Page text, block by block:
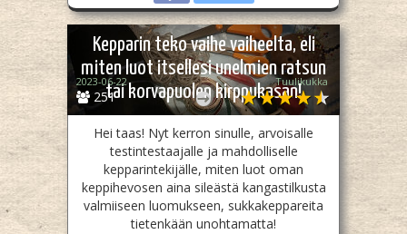
Kepparin teko vaihe vaiheelta, eli
miten luot itsellesi unelmien ratsun
tai korvapuolen kirppukasan!
251
2023-06-22 Tuulikukka
Hei taas! Nyt kerron sinulle, arvoisalle
testintestaajalle ja mahdolliselle
kepparintekijälle, miten luot oman
keppihevosen aina sileästä kangastilkusta
valmiiseen luomukseen, sukkakeppareita
tietenkään unohtamatta!